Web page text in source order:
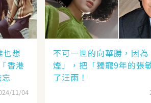
也想
香港
11/04
不可一世的向華勝，因為
煙」，把「獨寵9年的張
了汪雨！